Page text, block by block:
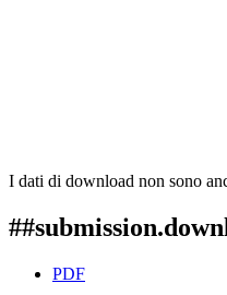
I dati di download non sono
PDF